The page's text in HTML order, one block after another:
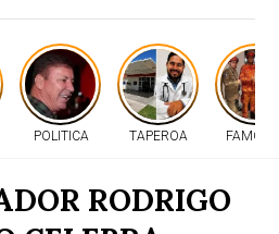
POLITICA TAPEROA
RODRIGO